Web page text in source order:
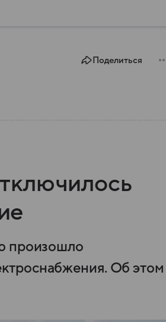
Поделиться
произошло
Об этом